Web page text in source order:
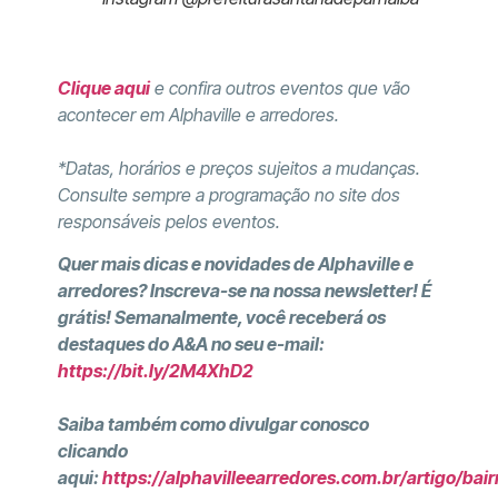
Clique aquie confira outros eventos que vão
acontecer em Alphaville e arredores.
*Datas, horários e preços sujeitos a mudanças.
Consulte sempre a programação no site dos
responsáveis pelos eventos.
Quer mais dicas e novidades de Alphaville e
arredores? Inscreva-se na nossa newsletter! É
grátis! Semanalmente, você receberá os
destaques do A&A no seu e-mail:
https://bit.ly/2M4XhD2
Saiba também como divulgar conosco
clicando
aqui:https://alphavilleearredores.com.br/artigo/